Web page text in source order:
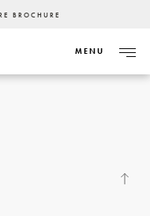
BROCHURE
MENU